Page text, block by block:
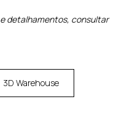
detalhamentos, consultar
3D Warehouse